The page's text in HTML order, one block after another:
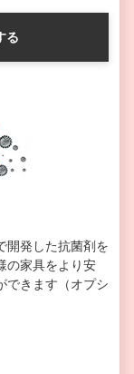
る
開発した抗菌剤を
の家具をより安
できます（オプシ